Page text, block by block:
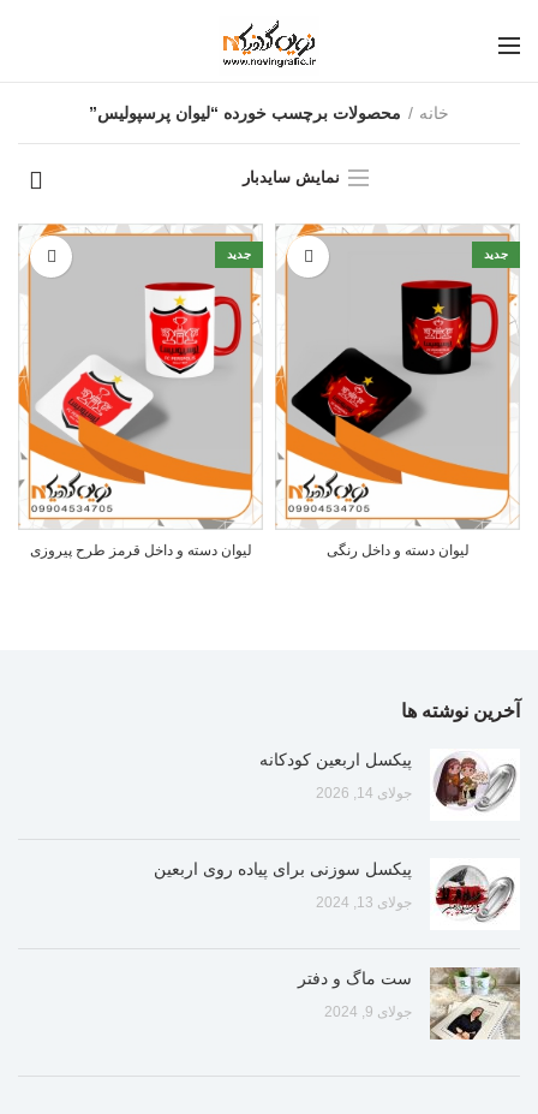
خانه محصولات برچسب خورده “لیوان پرسپولیس”
نمایش سایدبار
جدید
لیوان دسته و داخل رنگی
جدید
لیوان دسته و داخل قرمز طرح پیروزی
آخرین نوشته ها
پیکسل اربعین کودکانه
جولای 14, 2026
پیکسل سوزنی برای پیاده روی اربعین
جولای 13, 2024
ست ماگ و دفتر
جولای 9, 2024